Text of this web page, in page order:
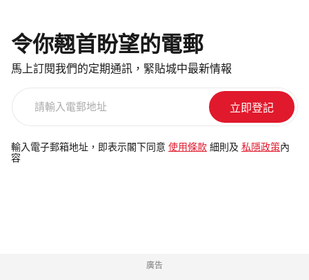
令你翹首盼望的電郵
馬上訂閱我們的定期通訊，緊貼城中最新情報
電
郵
輸入電子郵箱地址，即表示閣下同意 使用條款 細則及 私隱政策 內
容
廣告